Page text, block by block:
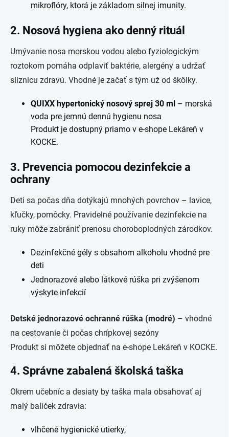
mikroflóry, ktorá je základom silnej imunity.
2. Nosová hygiena ako denný rituál
Umývanie nosa morskou vodou alebo fyziologickým
roztokom pomáha odplaviť baktérie, alergény a udržať
sliznicu zdravú. Vhodné je začať s tým už od škôlky.
QUIXX hypertonický nosový sprej 30 ml – morská
voda pre jemnú dennú hygienu nosa
Produkt je dostupný priamo v e-shope Lekáreň v
KOCKE.
3. Prevencia pomocou dezinfekcie a
ochrany
Deti sa počas dňa dotýkajú mnohých povrchov – lavice,
kľučky, pomôcky. Pravidelné používanie dezinfekcie na
ruky môže zabrániť prenosu choroboplodných zárodkov.
Dezinfekčné gély s obsahom alkoholu vhodné pre
deti
Jednorazové alebo látkové rúška pri zvýšenom
výskyte infekcií
Detské jednorazové ochranné rúška (modré) – vhodné
na cestovanie či počas chrípkovej sezóny
Produkt si môžete objednať na e‑shope Lekáreň v KOCKE.
4. Správne zabalená školská taška
Okrem učebníc a desiaty by taška mala obsahovať aj
malý balíček zdravia:
vlhčené hygienické utierky,